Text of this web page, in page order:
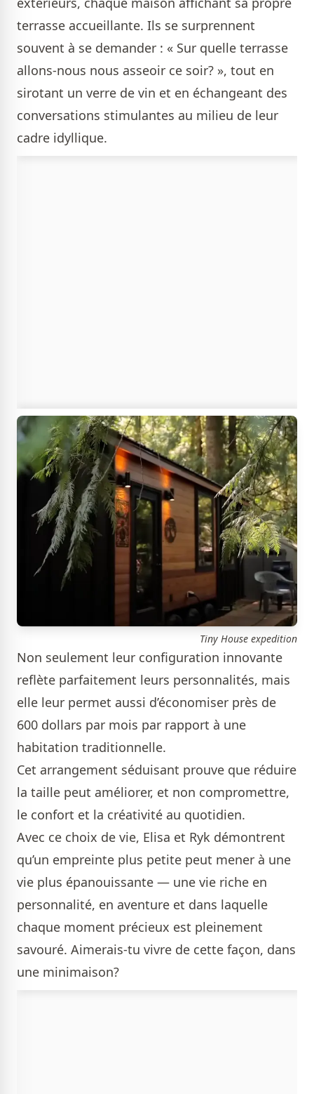
terrasse accueillante. Ils se surprennent
souvent à se demander : « Sur quelle terrasse
allons-nous nous asseoir ce soir? », tout en
sirotant un verre de vin et en échangeant des
conversations stimulantes au milieu de leur
cadre idyllique.
Tiny House expedition
Non seulement leur configuration innovante
reflète parfaitement leurs personnalités, mais
elle leur permet aussi d’économiser près de
600 dollars par mois par rapport à une
habitation traditionnelle.
Cet arrangement séduisant prouve que réduire
la taille peut améliorer, et non compromettre,
le confort et la créativité au quotidien.
Avec ce choix de vie, Elisa et Ryk démontrent
qu’un empreinte plus petite peut mener à une
vie plus épanouissante — une vie riche en
personnalité, en aventure et dans laquelle
chaque moment précieux est pleinement
savouré. Aimerais-tu vivre de cette façon, dans
une minimaison?